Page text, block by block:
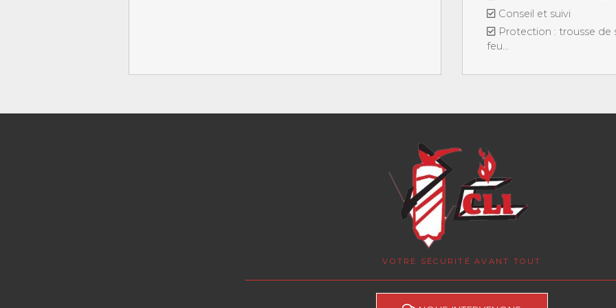
Conseil et suivi
Protection : trousse de
feu...
VOTRE SÉCURITÉ AVANT TOUT